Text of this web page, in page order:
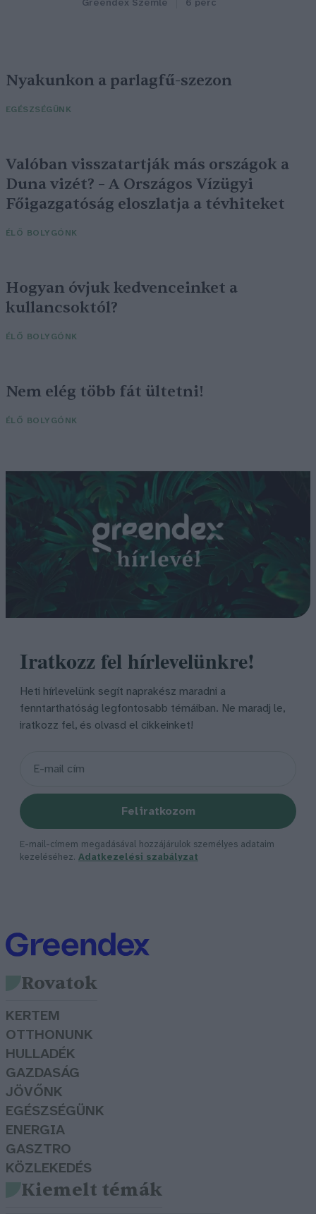
Greendex Szemle 6 perc
Nyakunkon a parlagfű-szezon
EGÉSZSÉGÜNK
Valóban visszatartják más országok a
Duna vizét? – A Országos Vízügyi
Főigazgatóság eloszlatja a tévhiteket
ÉLŐ BOLYGÓNK
Hogyan óvjuk kedvenceinket a
kullancsoktól?
ÉLŐ BOLYGÓNK
Nem elég több fát ültetni!
ÉLŐ BOLYGÓNK
Iratkozz fel hírlevelünkre!
Heti hírlevelünk segít naprakész maradni a
fenntarthatóság legfontosabb témáiban. Ne maradj le,
iratkozz fel, és olvasd el cikkeinket!
Feliratkozom
E-mail-címem megadásával hozzájárulok személyes adataim
kezeléséhez. Adatkezelési szabályzat
Rovatok
KERTEM
OTTHONUNK
HULLADÉK
GAZDASÁG
JÖVŐNK
EGÉSZSÉGÜNK
ENERGIA
GASZTRO
KÖZLEKEDÉS
Kiemelt témák